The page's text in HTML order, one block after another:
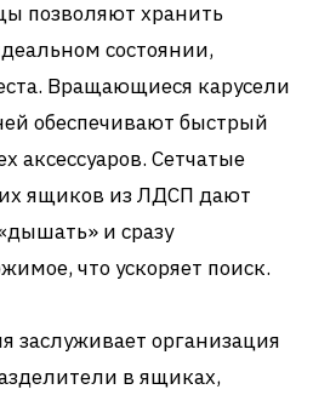
позволяют хранить
состоянии,
Вращающиеся карусели
обеспечивают быстрый
аксессуаров. Сетчатые
ящиков из ЛДСП дают
и сразу
что ускоряет поиск.
заслуживает организация
в ящиках,